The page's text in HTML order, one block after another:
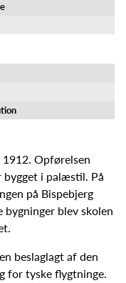
1912. Opførelsen
bygget i palæstil. På
på Bispebjerg
bygninger blev skolen
beslaglagt af den
for tyske flygtninge.